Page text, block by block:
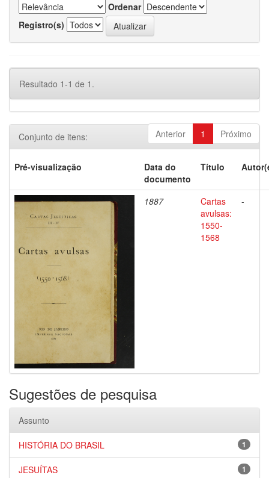
Ordenar
Registro(s)
Resultado 1-1 de 1.
Anterior 1 Próximo
Conjunto de itens:
Pré-visualização
Data do
documento
Título
1887
Cartas
avulsas:
1550-
1568
-
Sugestões de pesquisa
Assunto
1
HISTÓRIA DO BRASIL
1
JESUÍTAS